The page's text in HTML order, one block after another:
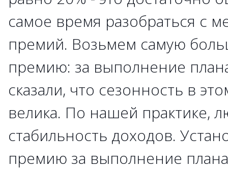
самое время разобраться с
премий. Возьмем самую
премию: за выполнение
сказали, что сезонность в
велика. По нашей практике,
стабильность доходов.
премию за выполнение